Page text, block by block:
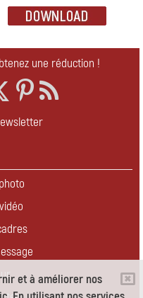
et à améliorer nos
une réduction !